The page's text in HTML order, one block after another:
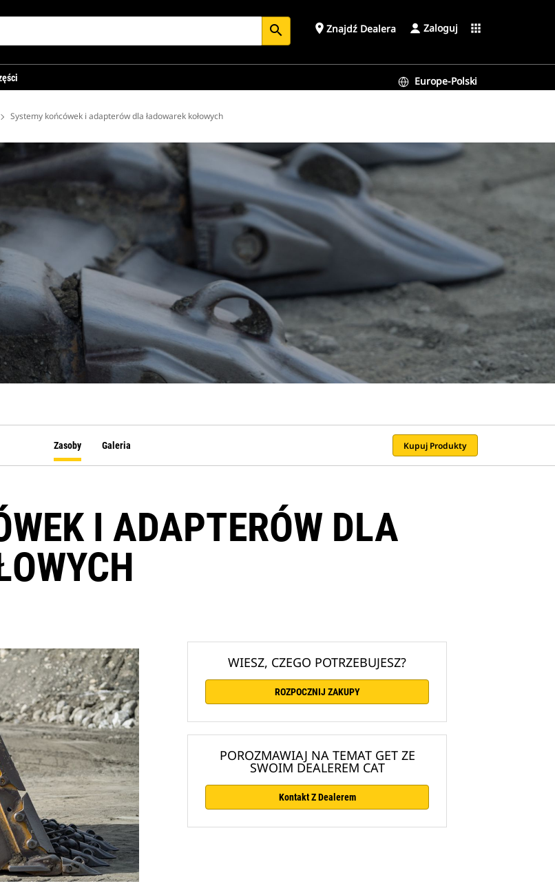
search place Znajdź Dealera Zaloguj apps
Europe-Polski
dla ładowarek kołowych
Systemy końcówek i adapterów dla ładowarek kołowych
Zasoby Galeria Kupuj Produkty
I ADAPTERÓW DLA
WIESZ, CZEGO POTRZEBUJESZ?
ROZPOCZNIJ ZAKUPY
POROZMAWIAJ NA TEMAT GET ZE
SWOIM DEALEREM CAT
Kontakt Z Dealerem